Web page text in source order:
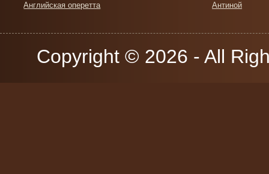
Английская оперетта Антиной
Copyright © 2026 - All